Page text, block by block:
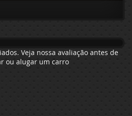
Veja nossa avaliação antes de
ou alugar um carro